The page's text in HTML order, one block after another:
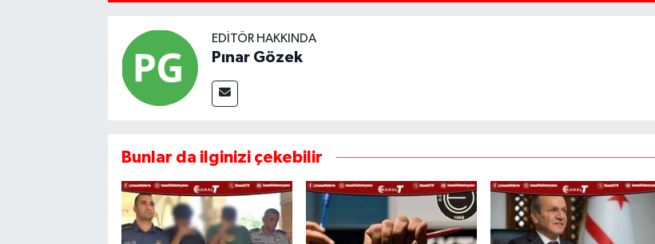
EDITÖR HAKKINDA
Pınar Gözek
Bunlar da ilginizi çekebilir